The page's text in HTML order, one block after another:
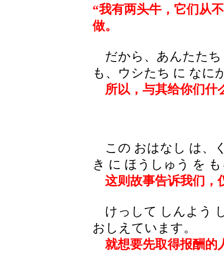
“我有两头牛，它们从
做。
だから、あんたたち
も、ウシたち に なに
所以，与其给你们什
この おはなし は、
き に ほうしゅう を
这则故事告诉我们，
けっして しんよう
おしえています。
就想要先取得报酬的